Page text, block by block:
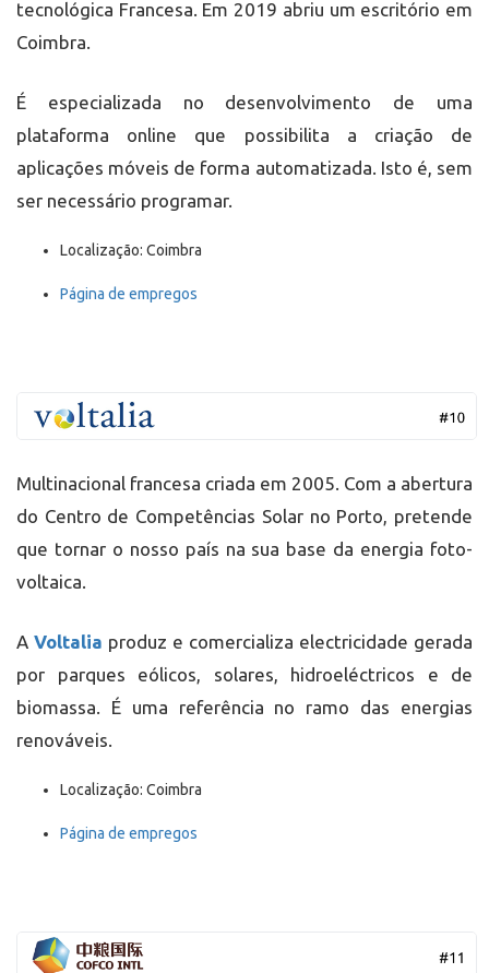
tecnológica Francesa. Em 2019 abriu um escritório em
Coimbra.
É especializada no desenvolvimento de uma
plataforma online que possibilita a criação de
aplicações móveis de forma automatizada. Isto é, sem
ser necessário programar.
Localização: Coimbra
Página de empregos
Multinacional francesa criada em 2005. Com a abertura
do Centro de Competências Solar no Porto, pretende
que tornar o nosso país na sua base da energia foto-
voltaica.
A Voltalia produz e comercializa electricidade gerada
por parques eólicos, solares, hidroeléctricos e de
biomassa. É uma referência no ramo das energias
renováveis.
Localização: Coimbra
Página de empregos